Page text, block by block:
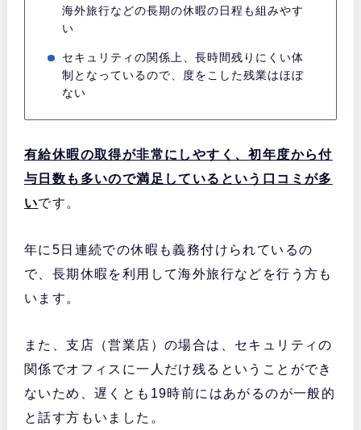
海外旅行などの長期の休暇の日程も組みやす
い
セキュリティの関係上、長時間残りにくい体
制となっているので、度をこした残業はほぼ
ない
有給休暇の取得が非常にしやすく、初年度から付
与日数も多いので満足しているという口コミが多
いです。
年に5日連続での休暇も義務付けられているの
で、長期休暇を利用して海外旅行などを行う方も
います。
また、支店（営業店）の場合は、セキュリティの
関係でオフィスに一人だけ残るということができ
ないため、遅くとも19時前にはあがるのが一般的
と話す方もいました。